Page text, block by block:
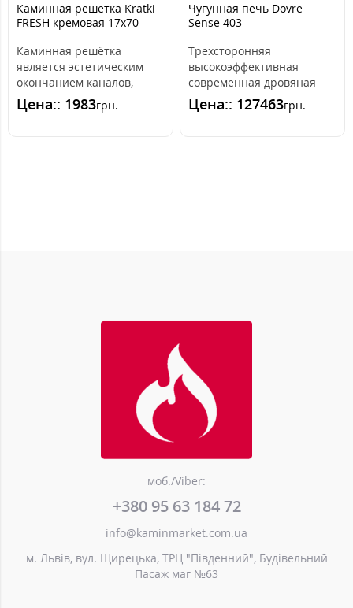
Каминная решетка Kratki
FRESH кремовая 17x70
Каминная решётка
является эстетическим
окончанием каналов,
распределяющих горячий
воздух из камина. ..
Цена:: 1983грн.
Чугунная печь Dovre
Sense 403
Трехсторонняя
высокоэффективная
современная дровяная
печь. Основные
особенности:
Цена:: 127463грн.
моб./Viber:
+380 95 63 184 72
info@kaminmarket.com.ua
м. Львів, вул. Щирецька, ТРЦ "Південний", Будівельний
Пасаж маг №63